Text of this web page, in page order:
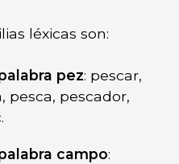
léxicas son:
pez: pescar,
pesca, pescador,
campo: